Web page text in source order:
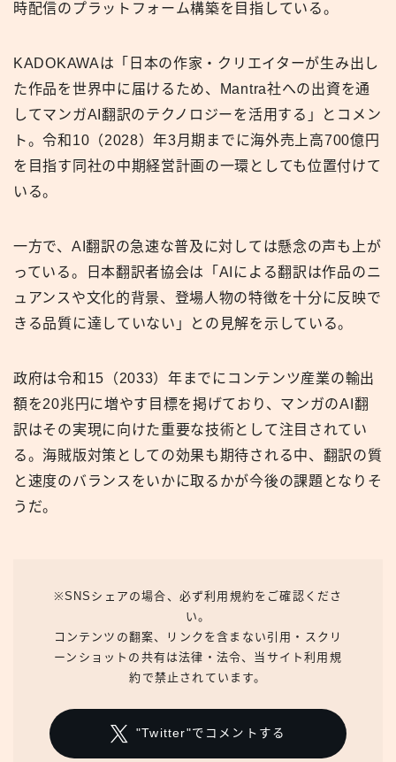
時配信のプラットフォーム構築を目指している。
KADOKAWAは「日本の作家・クリエイターが生み出し
た作品を世界中に届けるため、Mantra社への出資を通
してマンガAI翻訳のテクノロジーを活用する」とコメン
ト。令和10（2028）年3月期までに海外売上高700億円
を目指す同社の中期経営計画の一環としても位置付けて
いる。
一方で、AI翻訳の急速な普及に対しては懸念の声も上が
っている。日本翻訳者協会は「AIによる翻訳は作品のニ
ュアンスや文化的背景、登場人物の特徴を十分に反映で
きる品質に達していない」との見解を示している。
政府は令和15（2033）年までにコンテンツ産業の輸出
額を20兆円に増やす目標を掲げており、マンガのAI翻
訳はその実現に向けた重要な技術として注目されてい
る。海賊版対策としての効果も期待される中、翻訳の質
と速度のバランスをいかに取るかが今後の課題となりそ
うだ。
※SNSシェアの場合、必ず利用規約をご確認くださ
い。
コンテンツの翻案、リンクを含まない引用・スクリ
ーンショットの共有は法律・法令、当サイト利用規
約で禁止されています。
"Twitter"でコメントする